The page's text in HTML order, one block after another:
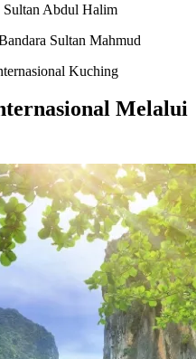
Abdul Halim
Sultan Mahmud
Kuching
Melalui